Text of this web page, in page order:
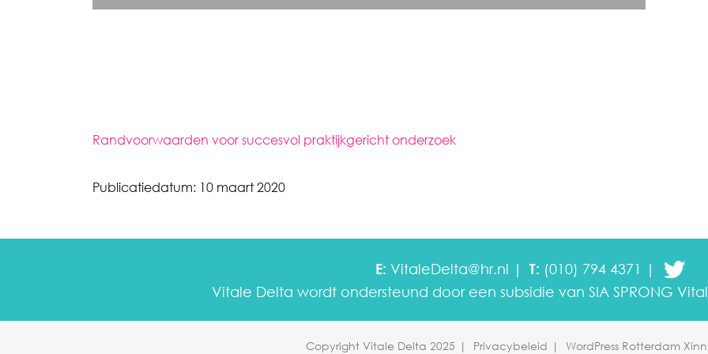
Randvoorwaarden voor succesvol praktijkgericht onderzoek
Publicatiedatum: 10 maart 2020
E: VitaleDelta@hr.nl T: (010) 794 4371
Vitale Delta wordt ondersteund door een subsidie van SIA SPRONG
Copyright Vitale Delta 2025 Privacybeleid WordPress Rotterdam